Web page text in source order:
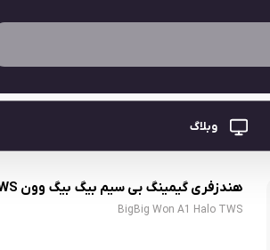
وبلاگ
هندزفری گیمینگ بی سیم بیگ بیگ وون
هندزفری گیمینگ بی سیم بیگ بیگ وون BigBig Won A1 Halo TWS
BigBig Won A1 Halo TWS